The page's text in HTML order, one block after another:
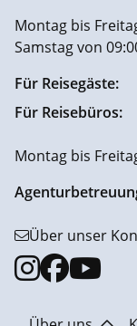
Montag bis
Samstag von
Für Reisegäste:
Für Reisebüros:
Montag bis
Über unser